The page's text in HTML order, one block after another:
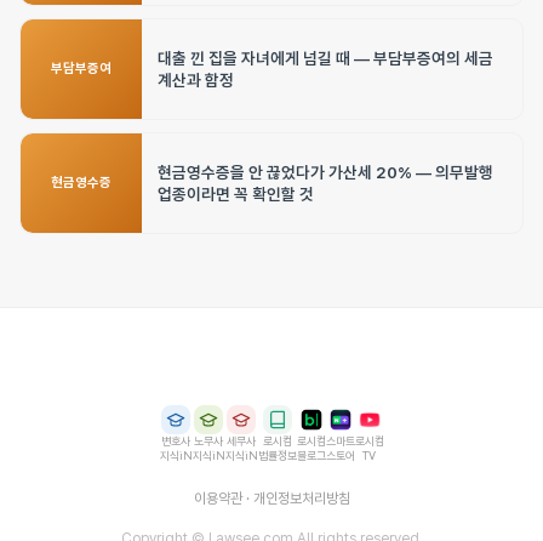
부담부증여
대출 낀 집을 자녀에게 넘길 때 — 부담부증여의 세금
계산과 함정
현금영수증
현금영수증을 안 끊었다가 가산세 20% — 의무발행
업종이라면 꼭 확인할 것
변호사
지식iN
노무사
지식iN
세무사
지식iN
로시컴
법률정보
로시컴
블로그
스마트
스토어
로시컴
TV
이용약관· 개인정보처리방침